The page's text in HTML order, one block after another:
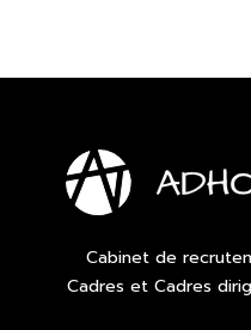
Cabinet de
Cadres et Cadres